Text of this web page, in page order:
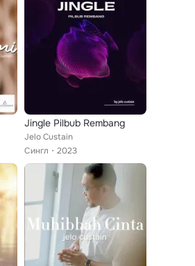
Jingle Pilbub Rembang
Jelo Custain
Сингл
2023